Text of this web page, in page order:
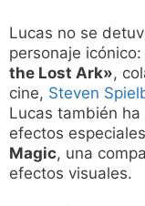
Lucas no se
personaje icónico:
the Lost Ark»,
cine, Steven
Lucas también
efectos
Magic, una
efectos visuales.